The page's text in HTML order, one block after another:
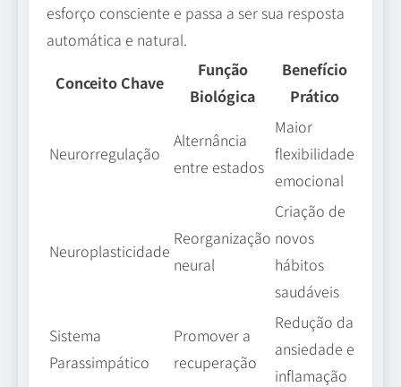
esforço consciente e passa a ser sua resposta
automática e natural.
Conceito Chave
Função
Biológica
Benefício
Prático
Neurorregulação
Alternância
entre estados
Maior
flexibilidade
emocional
Neuroplasticidade
Reorganização
neural
Criação de
novos
hábitos
saudáveis
Sistema
Parassimpático
Promover a
recuperação
Redução da
ansiedade e
inflamação